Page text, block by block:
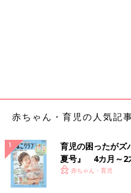
「ナッツが大好きなのですがス
入っているのが嬉しいです」
◾️冷凍 セリ・エキスキーズ カ
「カルディの冷凍のカヌレは、
赤ちゃん・育児の人気記
育児の困ったがズ
夏号』 4カ月～2
いっぱい！
赤ちゃん・育児